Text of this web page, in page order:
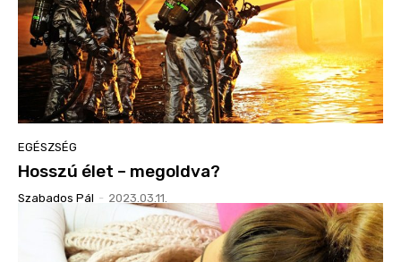
EGÉSZSÉG
Hosszú élet – megoldva?
Szabados Pál - 2023.03.11.